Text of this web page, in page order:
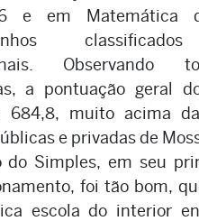
e em Matemática
Observando
a pontuação geral
684,8, muito acima
e privadas de
do Simples, em seu
foi tão bom,
escola do interior